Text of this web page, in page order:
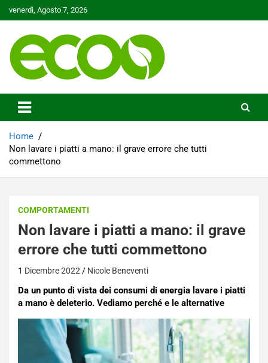
to
venerdì, Agosto 7, 2026
Ecoo.it
Home
Non lavare i piatti a mano: il grave errore che tutti
commettono
COMPORTAMENTI
Non lavare i piatti a mano: il grave
errore che tutti commettono
1 Dicembre 2022 Nicole Beneventi
Da un punto di vista dei consumi di energia lavare i piatti
a mano è deleterio. Vediamo perché e le alternative